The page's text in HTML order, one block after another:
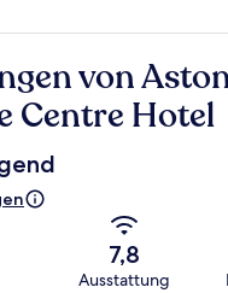
von
Centre Hotel
7,8
Ausstattung